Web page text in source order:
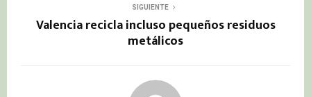
SIGUIENTE
Valencia recicla incluso pequeños residuos
metálicos